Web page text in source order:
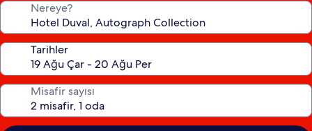
Nereye?
Tarihler
Misafir sayısı